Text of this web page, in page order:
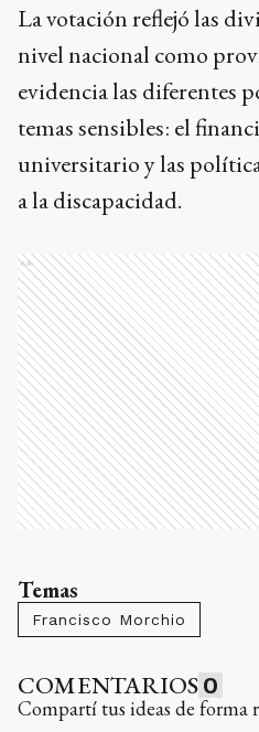
La votación reflejó las
nivel nacional como
evidencia las diferentes
temas sensibles: el
universitario y las
a la discapacidad.
Ads
Temas
Francisco Morchio
COMENTARIOS 0
Compartí tus ideas de forma